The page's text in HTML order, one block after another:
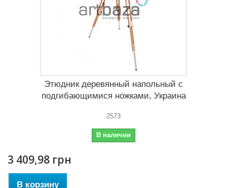
Этюдник деревянный напольный с
подгибающимися ножками, Украина
2573
В наличии
3 409,98 грн
В корзину